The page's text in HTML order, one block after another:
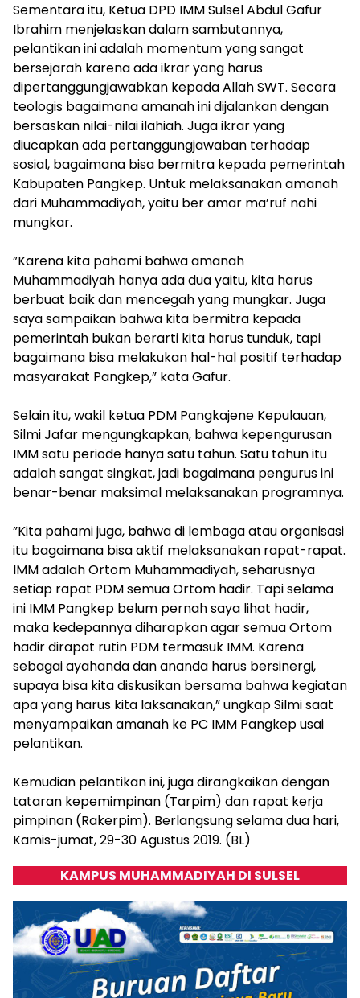
Sementara itu, Ketua DPD IMM Sulsel Abdul Gafur
Ibrahim menjelaskan dalam sambutannya,
pelantikan ini adalah momentum yang sangat
bersejarah karena ada ikrar yang harus
dipertanggungjawabkan kepada Allah SWT. Secara
teologis bagaimana amanah ini dijalankan dengan
bersaskan nilai-nilai ilahiah. Juga ikrar yang
diucapkan ada pertanggungjawaban terhadap
sosial, bagaimana bisa bermitra kepada pemerintah
Kabupaten Pangkep. Untuk melaksanakan amanah
dari Muhammadiyah, yaitu ber amar ma’ruf nahi
mungkar.
​”Karena kita pahami bahwa amanah
Muhammadiyah hanya ada dua yaitu, kita harus
berbuat baik dan mencegah yang mungkar. Juga
saya sampaikan bahwa kita bermitra kepada
pemerintah bukan berarti kita harus tunduk, tapi
bagaimana bisa melakukan hal-hal positif terhadap
masyarakat Pangkep,” kata Gafur.
Selain itu, wakil ketua PDM Pangkajene Kepulauan,
Silmi Jafar mengungkapkan, bahwa kepengurusan
IMM satu periode hanya satu tahun. Satu tahun itu
adalah sangat singkat, jadi bagaimana pengurus ini
benar-benar maksimal melaksanakan programnya.
​”Kita pahami juga, bahwa di lembaga atau organisasi
itu bagaimana bisa aktif melaksanakan rapat-rapat.
IMM adalah Ortom Muhammadiyah, seharusnya
setiap rapat PDM semua Ortom hadir. Tapi selama
ini IMM Pangkep belum pernah saya lihat hadir,
maka kedepannya diharapkan agar semua Ortom
hadir dirapat rutin PDM termasuk IMM. Karena
sebagai ayahanda dan ananda harus bersinergi,
supaya bisa kita diskusikan bersama bahwa kegiatan
apa yang harus kita laksanakan,” ungkap Silmi saat
menyampaikan amanah ke PC IMM Pangkep usai
pelantikan.
​Kemudian pelantikan ini, juga dirangkaikan dengan
tataran kepemimpinan (Tarpim) dan rapat kerja
pimpinan (Rakerpim). Berlangsung selama dua hari,
Kamis-jumat, 29-30 Agustus 2019. (BL)
KAMPUS MUHAMMADIYAH DI SULSEL